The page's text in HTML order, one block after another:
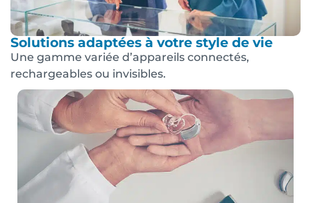
Solutions adaptées à votre style de vie
Une gamme variée d’appareils connectés,
rechargeables ou invisibles.